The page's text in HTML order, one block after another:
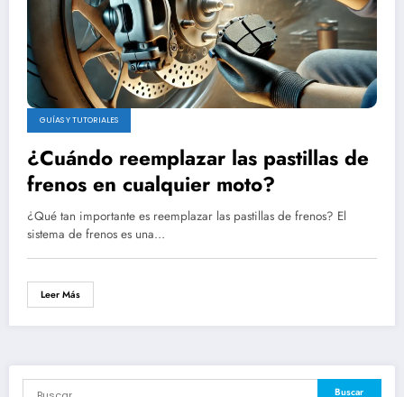
GUÍAS Y TUTORIALES
¿Cuándo reemplazar las pastillas de
frenos en cualquier moto?
¿Qué tan importante es reemplazar las pastillas de frenos? El
sistema de frenos es una…
Leer Más